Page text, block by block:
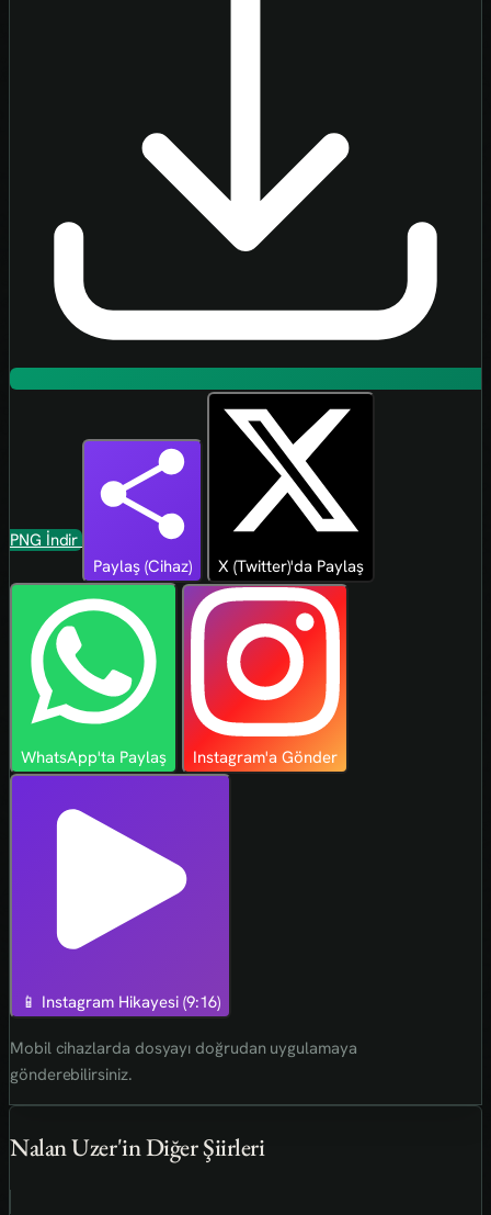
PNG İndir
Paylaş (Cihaz)
X (Twitter)'da Paylaş
WhatsApp'ta Paylaş Instagram'a Gönder
📱 Instagram Hikayesi (9:16)
Mobil cihazlarda dosyayı doğrudan uygulamaya
gönderebilirsiniz.
Nalan Uzer'in Diğer Şiirleri